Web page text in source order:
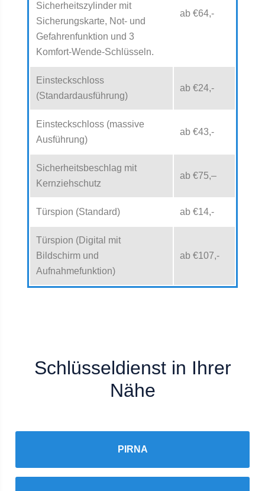
Sicherheitszylinder mit
Sicherungskarte, Not- und
Gefahrenfunktion und 3
Komfort-Wende-Schlüsseln.
ab €64,-
Einsteckschloss
(Standardausführung)
ab €24,-
Einsteckschloss (massive
Ausführung)
ab €43,-
Sicherheitsbeschlag mit
Kernziehschutz
ab €75,–
Türspion (Standard) ab €14,-
Türspion (Digital mit
Bildschirm und
Aufnahmefunktion)
ab €107,-
Schlüsseldienst in Ihrer
Nähe
PIRNA